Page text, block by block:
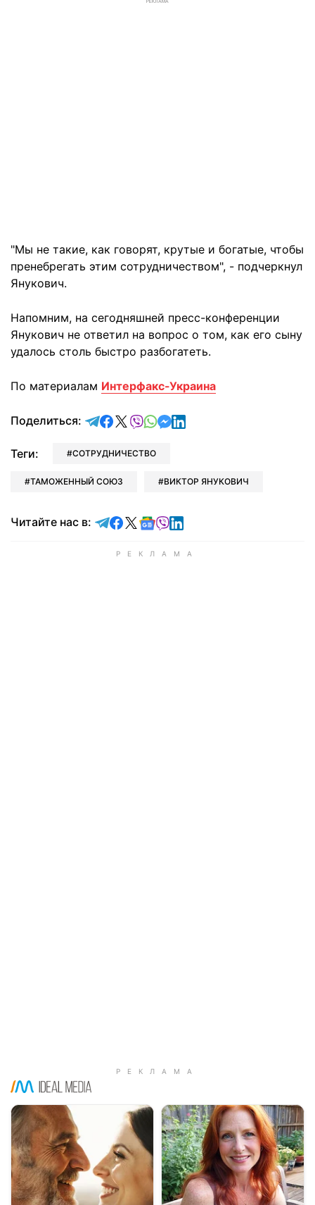
РЕКЛАМА
"Мы не такие, как говорят, крутые и богатые, чтобы
пренебрегать этим сотрудничеством", - подчеркнул
Янукович.
Напомним, на сегодняшней пресс-конференции
Янукович не ответил на вопрос о том, как его сыну
удалось столь быстро разбогатеть.
По материалам Интерфакс-Украина
Поделиться: отправить в Telegram
поделиться в Facebook
поделиться в X
отправить в Viber
отправить в Whatsapp
отправить в Messenger
отправить в LinkedIn
Теги: СОТРУДНИЧЕСТВО
ТАМОЖЕННЫЙ СОЮЗ ВИКТОР ЯНУКОВИЧ
Читайте нас в: Читайте в Telegram
Читайте в Facebook
Читайте в X
Читайте в Google news
Читайте в Viber
Читайте в LinkedIn